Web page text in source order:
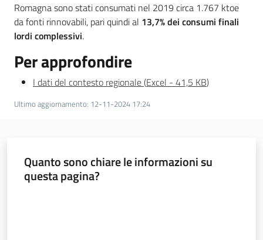
Romagna sono stati consumati nel 2019 circa 1.767 ktoe
da fonti rinnovabili, pari quindi al 13,7% dei consumi finali
lordi complessivi.
Per approfondire
I dati del contesto regionale(Excel - 41,5 KB)
Ultimo aggiornamento: 12-11-2024 17:24
Quanto sono chiare le informazioni su
questa pagina?